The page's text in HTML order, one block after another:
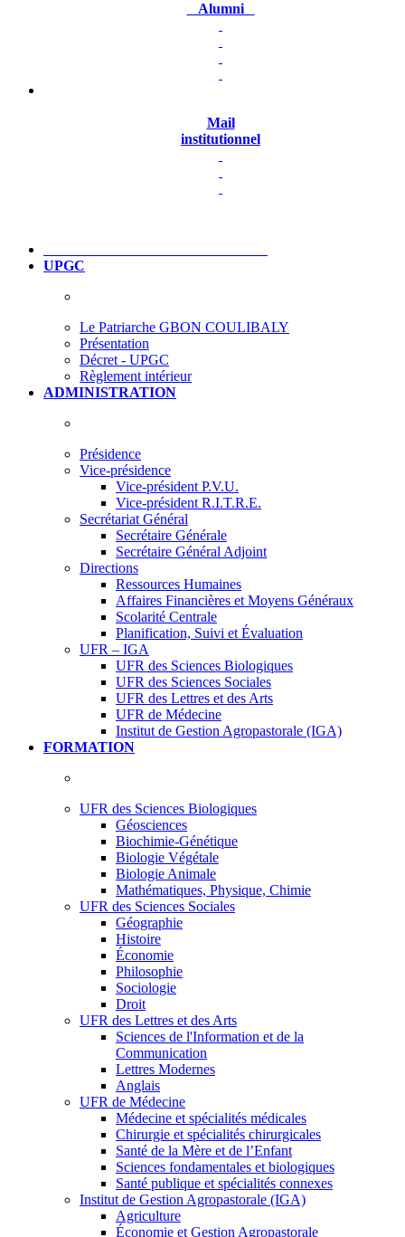
Alumni
Mail
institutionnel
UPGC
Le Patriarche GBON COULIBALY
Présentation
Décret - UPGC
Règlement intérieur
ADMINISTRATION
Présidence
Vice-présidence
Vice-président P.V.U.
Vice-président R.I.T.R.E.
Secrétariat Général
Secrétaire Générale
Secrétaire Général Adjoint
Directions
Ressources Humaines
Affaires Financières et Moyens Généraux
Scolarité Centrale
Planification, Suivi et Évaluation
UFR – IGA
UFR des Sciences Biologiques
UFR des Sciences Sociales
UFR des Lettres et des Arts
UFR de Médecine
Institut de Gestion Agropastorale (IGA)
FORMATION
UFR des Sciences Biologiques
Géosciences
Biochimie-Génétique
Biologie Végétale
Biologie Animale
Mathématiques, Physique, Chimie
UFR des Sciences Sociales
Géographie
Histoire
Économie
Philosophie
Sociologie
Droit
UFR des Lettres et des Arts
Sciences de l'Information et de la
Communication
Lettres Modernes
Anglais
UFR de Médecine
Médecine et spécialités médicales
Chirurgie et spécialités chirurgicales
Santé de la Mère et de l’Enfant
Sciences fondamentales et biologiques
Santé publique et spécialités connexes
Institut de Gestion Agropastorale (IGA)
Agriculture
Économie et Gestion Agropastorale